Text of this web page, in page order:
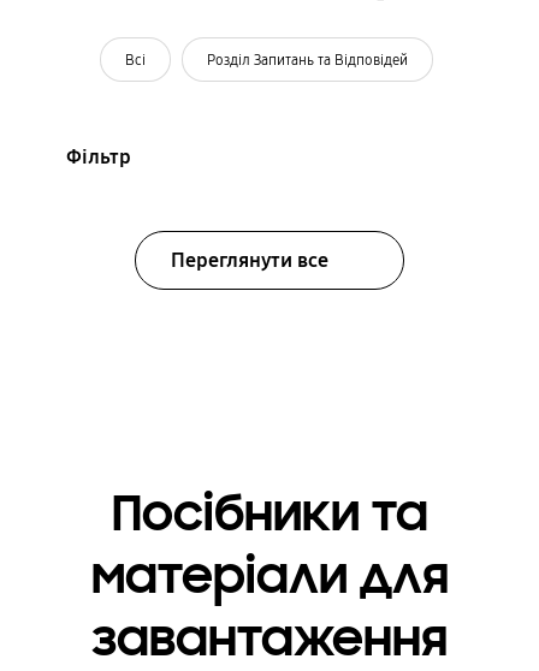
Всі Розділ Запитань та Відповідей
Фільтр
Переглянути все
Посібники та
матеріали для
завантаження